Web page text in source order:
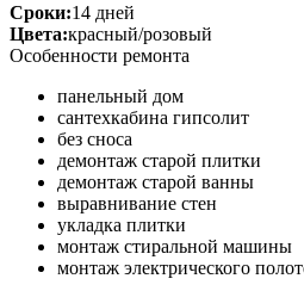
Сроки:14 дней
Цвета:красный/розовый
Особенности ремонта
панельный дом
сантехкабина гипсолит
без сноса
демонтаж старой плитки
демонтаж старой ванны
выравнивание стен
укладка плитки
монтаж стиральной машины
монтаж электрического